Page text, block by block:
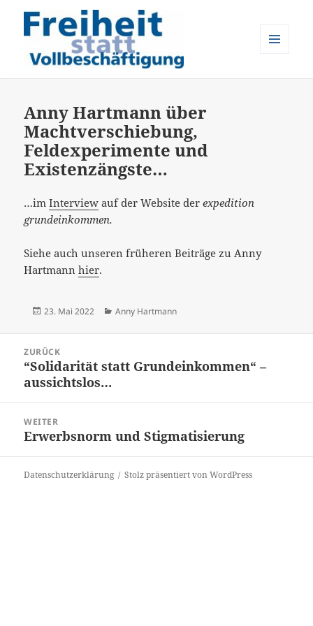
Anny Hartmann über
Machtverschiebung,
Feldexperimente und
Existenzängste…
…imInterview auf der Website derexpedition
grundeinkommen.
Siehe auch unseren früheren Beiträge zu Anny
Hartmannhier.
Veröffentlicht
23. Mai 2022 Kategorien
Anny Hartmann
Navigation
ZURÜCK
Vorheriger
Beitrag:
“Solidarität statt Grundeinkommen“ –
aussichtslos…
WEITER
Nächster
Erwerbsnorm und Stigmatisierung
Datenschutzerklärung Stolz präsentiert von WordPress